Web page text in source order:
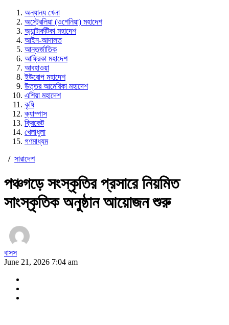
অন্যান্য খেলা
অস্ট্রেলিয়া (ওশেনিয়া) মহাদেশ
অ্যান্টার্কটিকা মহাদেশ
আইন-আদালত
আন্তর্জাতিক
আফ্রিকা মহাদেশ
আবহাওয়া
ইউরোপ মহাদেশ
উত্তর আমেরিকা মহাদেশ
এশিয়া মহাদেশ
কৃষি
ক্যাম্পাস
ক্রিকেট
খেলাধুলা
গণমাধ্যম
/ সারাদেশ
পঞ্চগড়ে সংস্কৃতির প্রসারে নিয়মিত
সাংস্কৃতিক অনুষ্ঠান আয়োজন শুরু
বাসস
June 21, 2026 7:04 am